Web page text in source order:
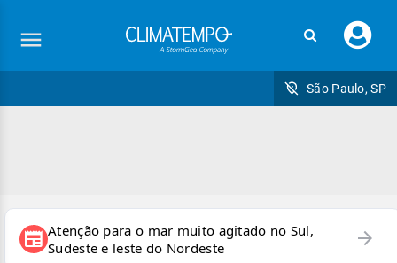
seu
São Paulo, SP
newspaper Atenção para o mar muito agitado no Sul,
Sudeste e leste do Nordeste
arrow_forward